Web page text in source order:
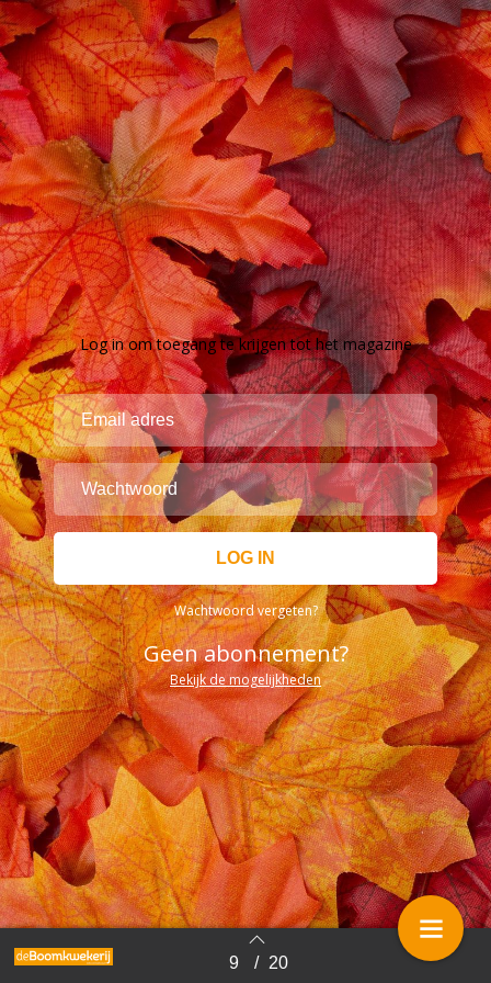
Terug naar overzicht 9 / 20
Log in om toegang te krijgen tot het magazine
Wachtwoord vergeten?
Geen abonnement?
Bekijk de mogelijkheden